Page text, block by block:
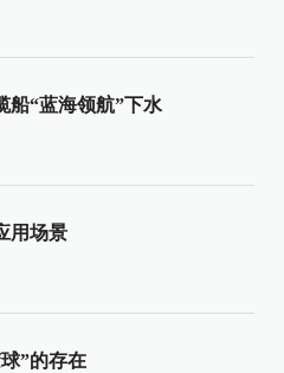
船“蓝海领航”下水
用场景
”的存在